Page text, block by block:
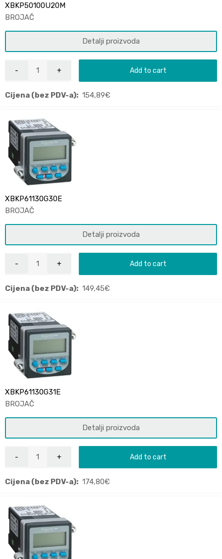
XBKP50100U20M
BROJAČ
Detalji proizvoda
Add to cart
Cijena (bez PDV-a): 154,89€
XBKP61130G30E
BROJAČ
Detalji proizvoda
Add to cart
Cijena (bez PDV-a): 149,45€
XBKP61130G31E
BROJAČ
Detalji proizvoda
Add to cart
Cijena (bez PDV-a): 174,80€